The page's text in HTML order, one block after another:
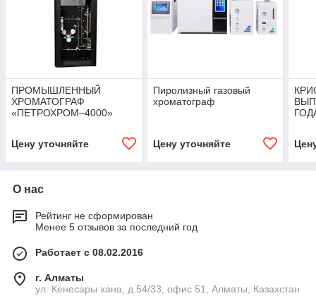
ПРОМЫШЛЕННЫЙ
ХРОМАТОГРАФ
«ПЕТРОХРОМ–4000»
Цену уточняйте
Пиролизный газовый
хроматограф
Цену уточняйте
О нас
Рейтинг не сформирован
Менее 5 отзывов за последний год
Работает с 08.02.2016
г. Алматы
ул. Кенесары хана, д.54/33, офис 51, Алматы, Казахстан